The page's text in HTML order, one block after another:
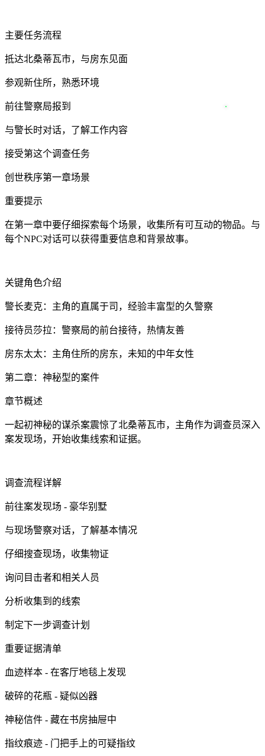
主要任务流程
抵达北桑蒂瓦市，与房东见面
参观新住所，熟悉环境
前往警察局报到
与警长时对话，了解工作内容
接受第这个调查任务
创世秩序第一章场景
重要提示
在第一章中要仔细探索每个场景，收集所有可互动的物品。与
每个NPC对话可以获得重要信息和背景故事。
关键角色介绍
警长麦克：主角的直属于司，经验丰富型的久警察
接待员莎拉：警察局的前台接待，热情友善
房东太太：主角住所的房东，未知的中年女性
第二章：神秘型的案件
章节概述
一起初神秘的谋杀案震惊了北桑蒂瓦市，主角作为调查员深入
案发现场，开始收集线索和证据。
调查流程详解
前往案发现场 - 豪华别墅
与现场警察对话，了解基本情况
仔细搜查现场，收集物证
询问目击者和相关人员
分析收集到的线索
制定下一步调查计划
重要证据清单
血迹样本 - 在客厅地毯上发现
破碎的花瓶 - 疑似凶器
神秘信件 - 藏在书房抽屉中
指纹痕迹 - 门把手上的可疑指纹